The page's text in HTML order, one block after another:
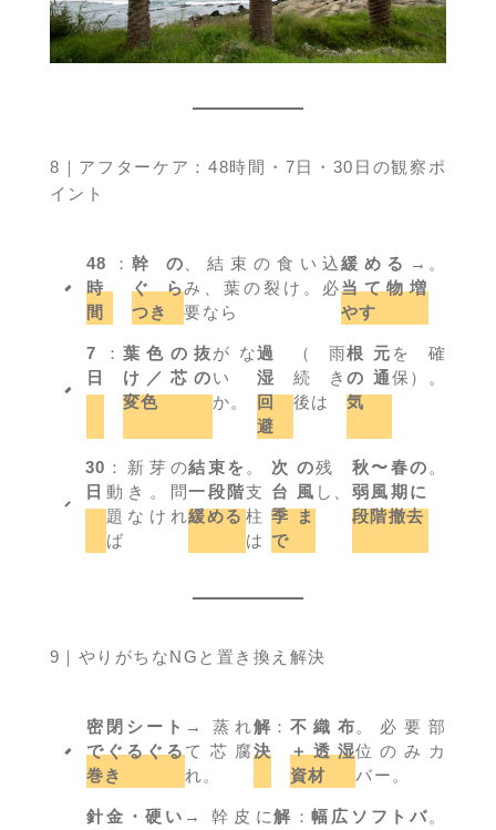
8｜アフターケア：48時間・7日・30日の観察ポ
イント
48
時
間
： 幹の
ぐら
つき
、結束の食い込
み、葉の裂け。必
要なら
緩める→
当て物増
やす
。
7
日
： 葉色の抜
け／芯の
変色
がな
い
か。
過
湿
回
避
（雨
続き
後は
根元
の通
気
を確
保）。
30
日
：新芽の
動き。問
題なけれ
ば
結束を
一段階
緩める
。
支
柱
は
次の
台風
季ま
で
残
し、
秋〜春の
弱風期に
段階撤去
。
9｜やりがちなNGと置き換え解決
密閉シート
でぐるぐる
巻き
→ 蒸れ
て芯腐
れ。
解
決
： 不織布
＋透湿
資材
。必要部
位のみカ
バー。
針金・硬い → 幹皮に解 ：幅広ソフトバ。